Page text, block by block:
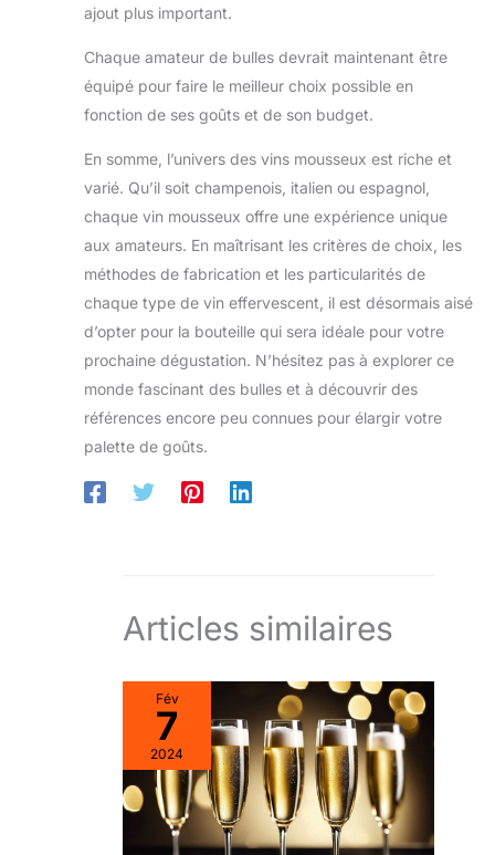
ajout plus important.
Chaque amateur de bulles devrait maintenant être
équipé pour faire le meilleur choix possible en
fonction de ses goûts et de son budget.
En somme, l’univers des vins mousseux est riche et
varié. Qu’il soit champenois, italien ou espagnol,
chaque vin mousseux offre une expérience unique
aux amateurs. En maîtrisant les critères de choix, les
méthodes de fabrication et les particularités de
chaque type de vin effervescent, il est désormais aisé
d’opter pour la bouteille qui sera idéale pour votre
prochaine dégustation. N’hésitez pas à explorer ce
monde fascinant des bulles et à découvrir des
références encore peu connues pour élargir votre
palette de goûts.
Articles similaires
Fév
7
2024